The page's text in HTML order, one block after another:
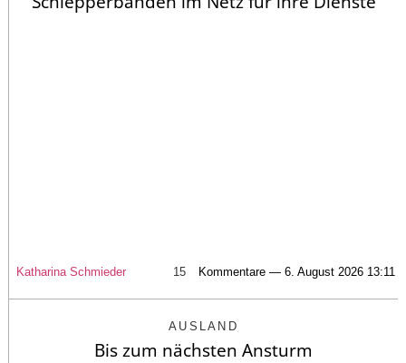
Katharina Schmieder 15 Kommentare — 6. August 2026 13:11
AUSLAND
Bis zum nächsten Ansturm